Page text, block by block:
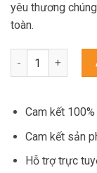
yêu thương
toàn.
Lốp xe Milestar
Cam kết
Cam kết sản
Hỗ trợ trực